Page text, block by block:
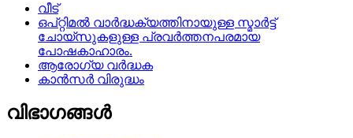
വീട്
ഒപ്റ്റിമൽ വാർദ്ധക്യത്തിനായുള്ള സ്മാർട്ട്
ചോയ്‌സുകളുള്ള പ്രവർത്തനപരമായ
പോഷകാഹാരം.
ആരോഗ്യ വർദ്ധക
കാൻസർ വിരുദ്ധം
വിഭാഗങ്ങൾ